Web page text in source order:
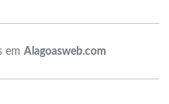
em Alagoasweb.com